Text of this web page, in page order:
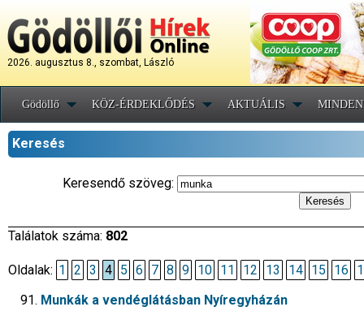
2026. augusztus 8., szombat, László
Gödöllő KÖZ-ÉRDEKLŐDÉS AKTUÁLIS
Keresés
Keresendő szöveg:
Találatok száma: 802
Oldalak: 1 2 3 4 5 6 7 8 9 10 11 12 13 14 15 16
Munkák a vendéglátásban Nyíregyházán